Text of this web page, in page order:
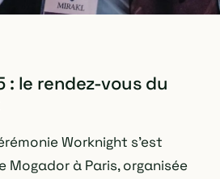
: le rendez-vous du
Worknight s'est
Mogador à Paris, organisée